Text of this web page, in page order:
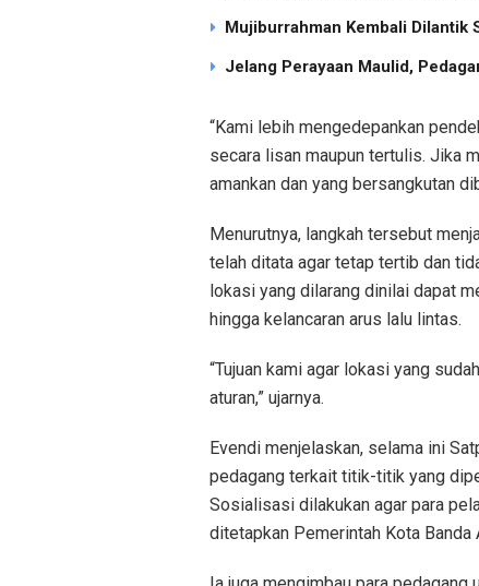
Mujiburrahman Kembali Dilantik
Jelang Perayaan Maulid,
“Kami lebih mengedepankan
secara lisan maupun tertulis. Jika
amankan dan yang bersangkutan
Menurutnya, langkah tersebut
telah ditata agar tetap tertib dan
lokasi yang dilarang dinilai dapat
hingga kelancaran arus lalu lintas.
“Tujuan kami agar lokasi yang
aturan,” ujarnya.
Evendi menjelaskan, selama ini
pedagang terkait titik-titik yang
Sosialisasi dilakukan agar para
ditetapkan Pemerintah Kota Banda